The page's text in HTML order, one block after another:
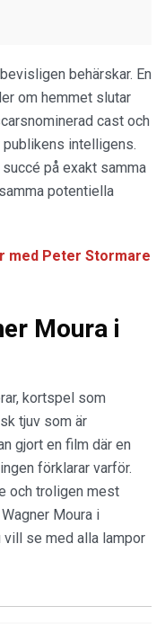
behärskar. En
om hemmet slutar
cast och
intelligens.
på exakt samma
potentiella
med Peter Stormare
Moura i
kortspel som
tjuv som är
gjort en film där en
förklarar varför.
och troligen mest
Moura i
se med alla lampor